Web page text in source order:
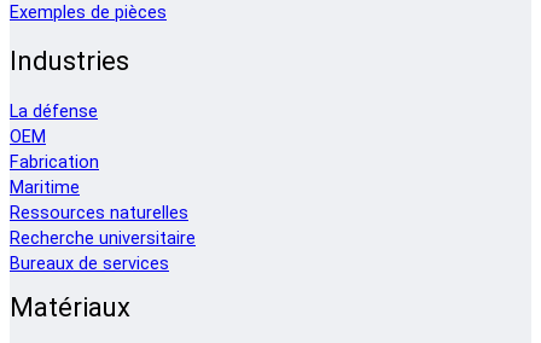
Exemples de pièces
Industries
La défense
OEM
Fabrication
Maritime
Ressources naturelles
Recherche universitaire
Bureaux de services
Matériaux